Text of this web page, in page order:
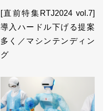
[直前特集RTJ2024 vol.7]
導入ハードル下げる提案
多く／マシンテンディン
グ